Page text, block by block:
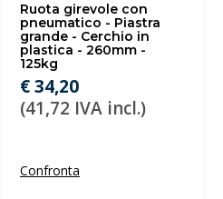
Ruota girevole con
pneumatico - Piastra
grande - Cerchio in
plastica - 260mm -
125kg
€ 34,20
(41,72 IVA incl.)
Confronta